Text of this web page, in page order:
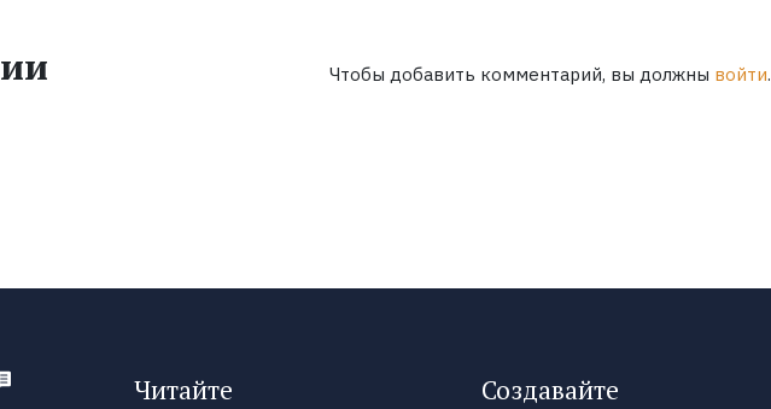
Чтобы добавить комментарий, вы должны войти.
Читайте Создавайте